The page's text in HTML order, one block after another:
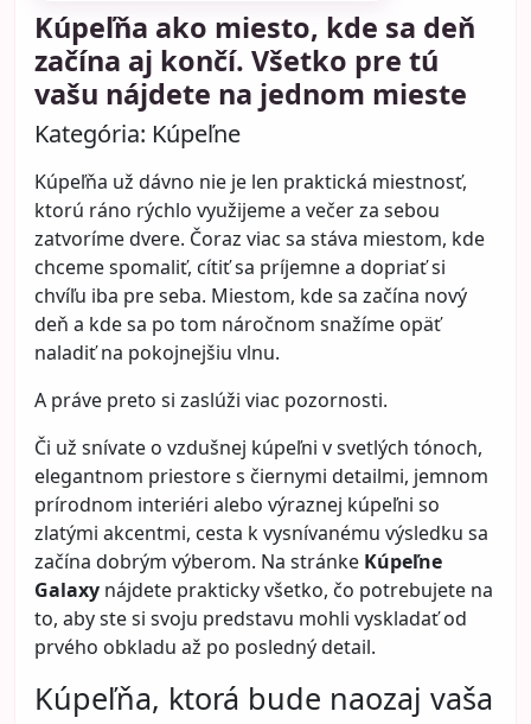
Kúpeľňa ako miesto, kde sa deň
začína aj končí. Všetko pre tú
vašu nájdete na jednom mieste
Kategória: Kúpeľne
Kúpeľňa už dávno nie je len praktická miestnosť,
ktorú ráno rýchlo využijeme a večer za sebou
zatvoríme dvere. Čoraz viac sa stáva miestom, kde
chceme spomaliť, cítiť sa príjemne a dopriať si
chvíľu iba pre seba. Miestom, kde sa začína nový
deň a kde sa po tom náročnom snažíme opäť
naladiť na pokojnejšiu vlnu.
A práve preto si zaslúži viac pozornosti.
Či už snívate o vzdušnej kúpeľni v svetlých tónoch,
elegantnom priestore s čiernymi detailmi, jemnom
prírodnom interiéri alebo výraznej kúpeľni so
zlatými akcentmi, cesta k vysnívanému výsledku sa
začína dobrým výberom. Na stránke Kúpeľne
Galaxy nájdete prakticky všetko, čo potrebujete na
to, aby ste si svoju predstavu mohli vyskladať od
prvého obkladu až po posledný detail.
Kúpeľňa, ktorá bude naozaj vaša